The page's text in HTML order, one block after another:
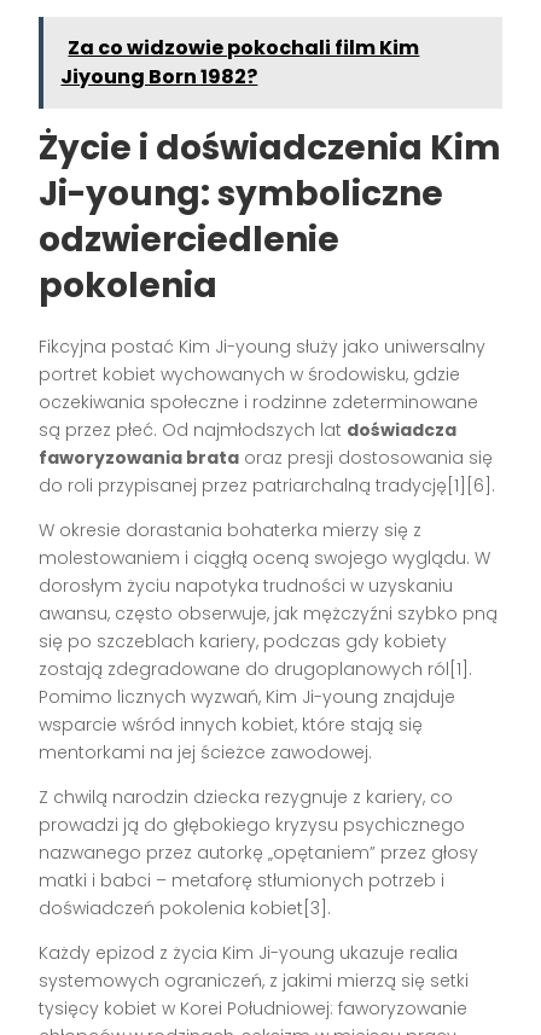
Za co widzowie pokochali film Kim
Jiyoung Born 1982?
Życie i doświadczenia Kim
Ji-young: symboliczne
odzwierciedlenie
pokolenia
Fikcyjna postać Kim Ji-young służy jako uniwersalny
portret kobiet wychowanych w środowisku, gdzie
oczekiwania społeczne i rodzinne zdeterminowane
są przez płeć. Od najmłodszych lat doświadcza
faworyzowania brata oraz presji dostosowania się
do roli przypisanej przez patriarchalną tradycję[1][6].
W okresie dorastania bohaterka mierzy się z
molestowaniem i ciągłą oceną swojego wyglądu. W
dorosłym życiu napotyka trudności w uzyskaniu
awansu, często obserwuje, jak mężczyźni szybko pną
się po szczeblach kariery, podczas gdy kobiety
zostają zdegradowane do drugoplanowych ról[1].
Pomimo licznych wyzwań, Kim Ji-young znajduje
wsparcie wśród innych kobiet, które stają się
mentorkami na jej ścieżce zawodowej.
Z chwilą narodzin dziecka rezygnuje z kariery, co
prowadzi ją do głębokiego kryzysu psychicznego
nazwanego przez autorkę „opętaniem” przez głosy
matki i babci – metaforę stłumionych potrzeb i
doświadczeń pokolenia kobiet[3].
Każdy epizod z życia Kim Ji-young ukazuje realia
systemowych ograniczeń, z jakimi mierzą się setki
tysięcy kobiet w Korei Południowej: faworyzowanie